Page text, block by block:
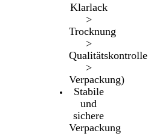
Klarlack
>
Trocknung
>
Qualitätskontrolle
>
Verpackung)
Stabile
und
sichere
Verpackung